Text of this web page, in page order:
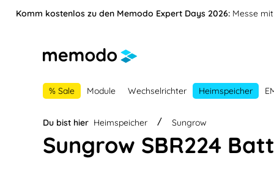
springen Zur Navigation der B2B-Plattform springen
Komm kostenlos zu den Memodo Expert Days 2026: Messe
% Sale Module Wechselrichter Heimspeicher
Du bist hier Heimspeicher Sungrow
Sungrow SBR224